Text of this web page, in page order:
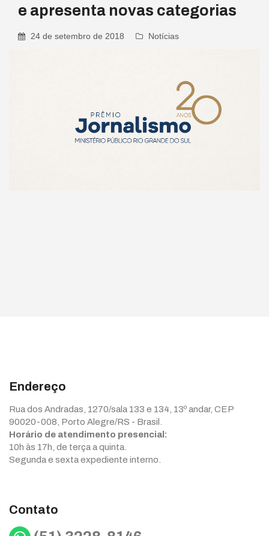
e apresenta novas categorias
24 de setembro de 2018 Notícias
Endereço
Rua dos Andradas, 1270/sala 133 e 134, 13º andar, CEP
90020-008, Porto Alegre/RS - Brasil.
Horário de atendimento presencial:
10h às 17h, de terça a quinta.
Segunda e sexta expediente interno.
Contato